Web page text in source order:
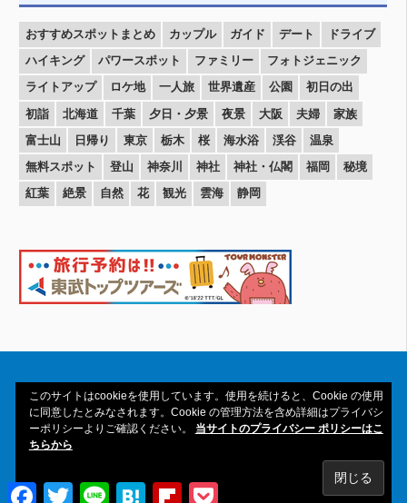
おすすめスポットまとめ カップル ガイド デート
ドライブ
ハイキング
パワースポット ファミリー
フォトジェニック
ライトアップ
ロケ地 一人旅 世界遺産 公園
初日の出
初詣
北海道 千葉 夕日・夕景 夜景 大阪 夫婦
家族
富士山
日帰り 東京 栃木 桜 海水浴 渓谷
温泉
無料スポット
登山 神奈川 神社 神社・仏閣 福岡
秘境
紅葉
絶景 自然 花 観光 雲海 静岡
Copyright© 2016-2026amAtavi All Rights
Facebook
TwitterLine HatenaFlipboard
このサイトはcookieを使用しています。使用を続けると、Cookie の使用
に同意したとみなされます。Cookie の管理方法を含め詳細はプライバシ
ーポリシーよりご確認ください。 当サイトのプライバシー ポリシーはこ
ちらから